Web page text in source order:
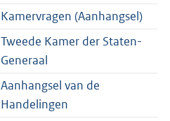
Kamervragen (Aanhangsel)
Tweede Kamer der Staten-
Generaal
Aanhangsel van de
Handelingen